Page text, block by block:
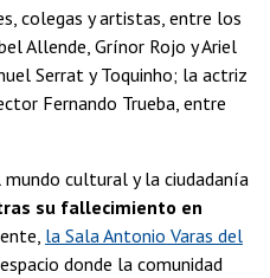
colegas y artistas, entre los
Allende, Grínor Rojo y Ariel
Serrat y Toquinho; la actriz
Fernando Trueba, entre
cultural y la ciudadanía
su fallecimiento en
la Sala Antonio Varas del
donde la comunidad